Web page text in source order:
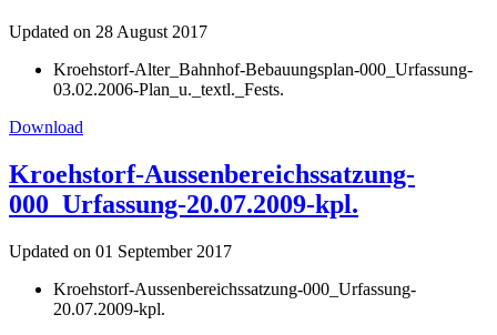
Updated on 28 August 2017
Kroehstorf-Alter_Bahnhof-Bebauungsplan-000_Urfassung-
03.02.2006-Plan_u._textl._Fests.
Download
Kroehstorf-Aussenbereichssatzung-
000_Urfassung-20.07.2009-kpl.
Updated on 01 September 2017
Kroehstorf-Aussenbereichssatzung-000_Urfassung-
20.07.2009-kpl.